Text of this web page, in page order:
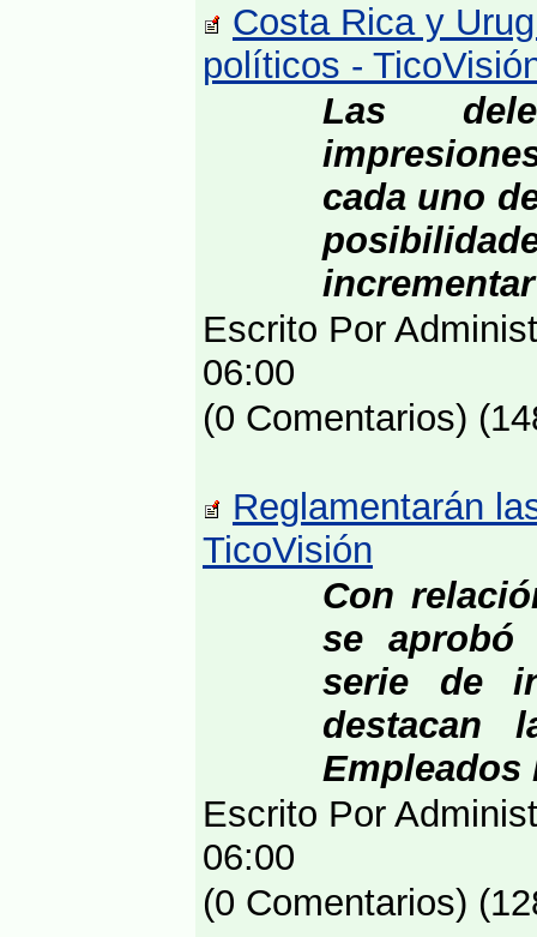
Costa Rica y
políticos -
Las
cada uno
Escrito Por
06:00
(0 Comentarios)
Reglamentarán
TicoVisión
Con
se aprobó
serie de
destacan
Empleados
Escrito Por
06:00
(0 Comentarios)